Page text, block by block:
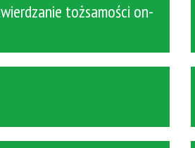
tożsamości on-